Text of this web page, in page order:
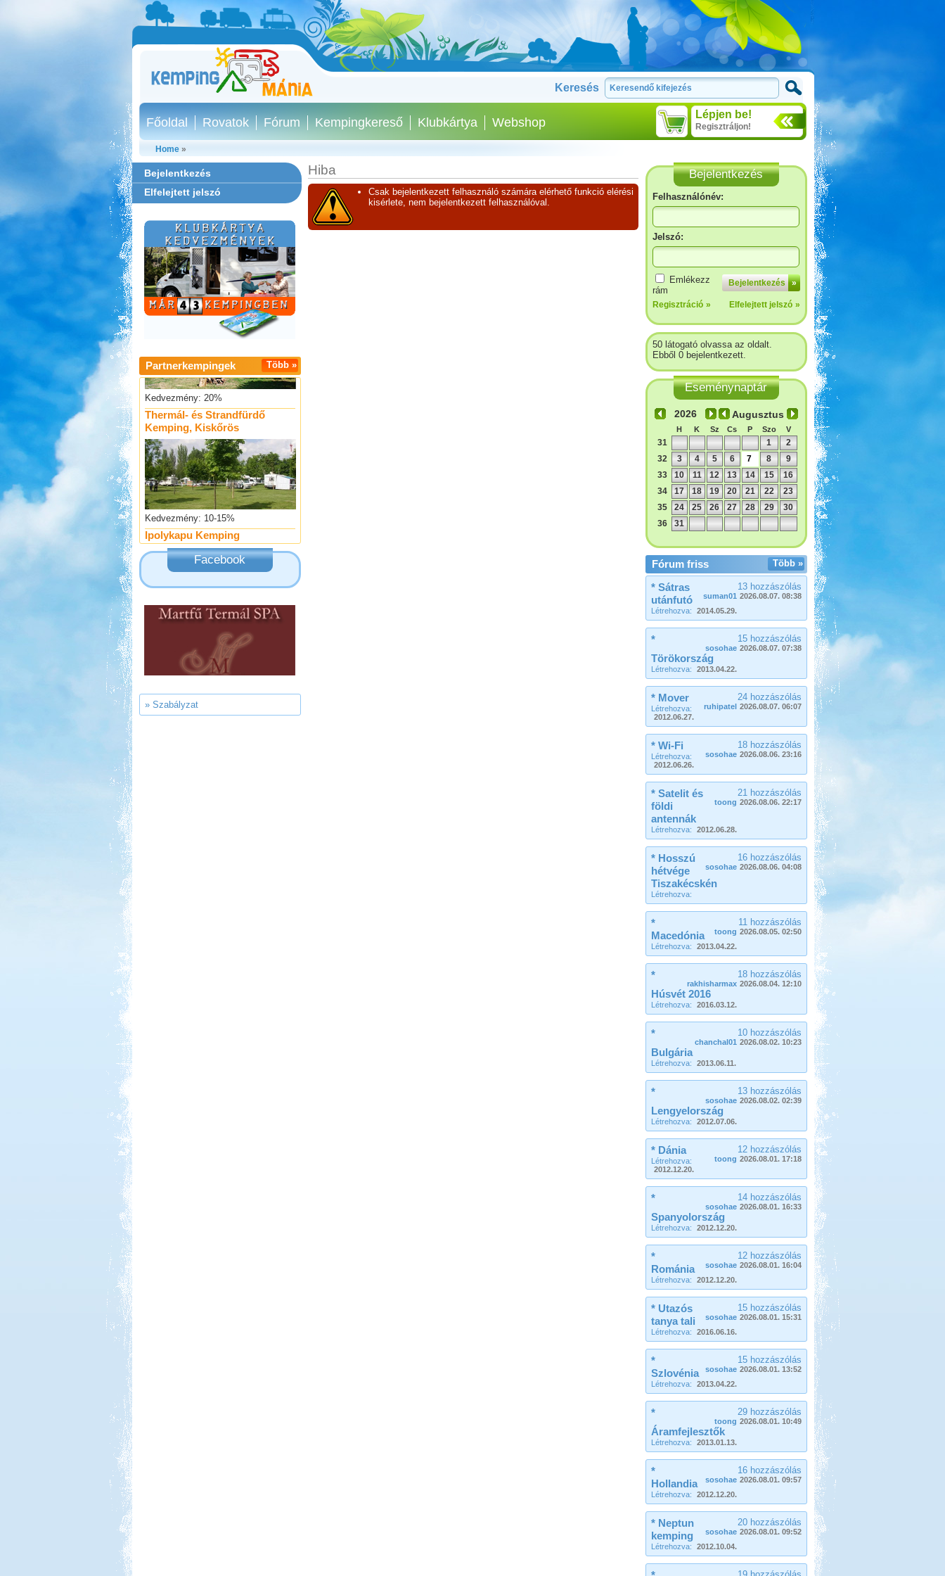
Keresés
Lépjen be!
Regisztráljon!
Főoldal Rovatok Fórum Kempingkereső Klubkártya Webshop
Home»
Bejelentkezés
Elfelejtett jelszó
Több »
Partnerkempingek
Szentkút Kemping
Kedvezmény: 20%
Thermál- és Strandfürdő
Kemping, Kiskőrös
Kedvezmény: 10-15%
Ipolykapu Kemping
Kedvezmény: 15%
Gyógyfürdő Kemping
Facebook
» Szabályzat
Hiba
Csak bejelentkezett felhasználó számára elérhető funkció elérési
kisérlete, nem bejelentkezett felhasználóval.
Bejelentkezés
Felhasználónév:
Jelszó:
Bejelentkezés »
Emlékezz
rám
Regisztráció » Elfelejtett jelszó »
50 látogató olvassa az oldalt.
Ebből 0 bejelentkezett.
Eseménynaptár
Augusztus
H K Sz Cs P Szo V
31 1
2
32
3 4 5 6 7 8
9
33
10 11 12 13 14 15
16
34
17 18 19 20 21 22
23
35
24 25 26 27 28 29
30
36
31
Több »
Fórum friss
13 hozzászólás
suman01 2026.08.07. 08:38
* Sátras
utánfutó
Létrehozva: 2014.05.29.
15 hozzászólás
sosohae 2026.08.07. 07:38
*
Törökország
Létrehozva: 2013.04.22.
24 hozzászólás
ruhipatel 2026.08.07. 06:07
* Mover
Létrehozva:
2012.06.27.
18 hozzászólás
sosohae 2026.08.06. 23:16
* Wi-Fi
Létrehozva:
2012.06.26.
21 hozzászólás
toong 2026.08.06. 22:17
* Satelit és
földi
antennák
Létrehozva: 2012.06.28.
16 hozzászólás
sosohae 2026.08.06. 04:08
* Hosszú
hétvége
Tiszakécskén
Létrehozva:
11 hozzászólás
toong 2026.08.05. 02:50
*
Macedónia
Létrehozva: 2013.04.22.
18 hozzászólás
rakhisharmax 2026.08.04. 12:10
*
Húsvét 2016
Létrehozva: 2016.03.12.
10 hozzászólás
chanchal01 2026.08.02. 10:23
*
Bulgária
Létrehozva: 2013.06.11.
13 hozzászólás
sosohae 2026.08.02. 02:39
*
Lengyelország
Létrehozva: 2012.07.06.
12 hozzászólás
toong 2026.08.01. 17:18
* Dánia
Létrehozva:
2012.12.20.
14 hozzászólás
sosohae 2026.08.01. 16:33
*
Spanyolország
Létrehozva: 2012.12.20.
12 hozzászólás
sosohae 2026.08.01. 16:04
*
Románia
Létrehozva: 2012.12.20.
15 hozzászólás
sosohae 2026.08.01. 15:31
* Utazós
tanya tali
Létrehozva: 2016.06.16.
15 hozzászólás
sosohae 2026.08.01. 13:52
*
Szlovénia
Létrehozva: 2013.04.22.
29 hozzászólás
toong 2026.08.01. 10:49
*
Áramfejlesztők
Létrehozva: 2013.01.13.
16 hozzászólás
sosohae 2026.08.01. 09:57
*
Hollandia
Létrehozva: 2012.12.20.
20 hozzászólás
sosohae 2026.08.01. 09:52
* Neptun
kemping
Létrehozva: 2012.10.04.